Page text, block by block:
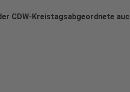
CDW-Kreistagsabgeordnete